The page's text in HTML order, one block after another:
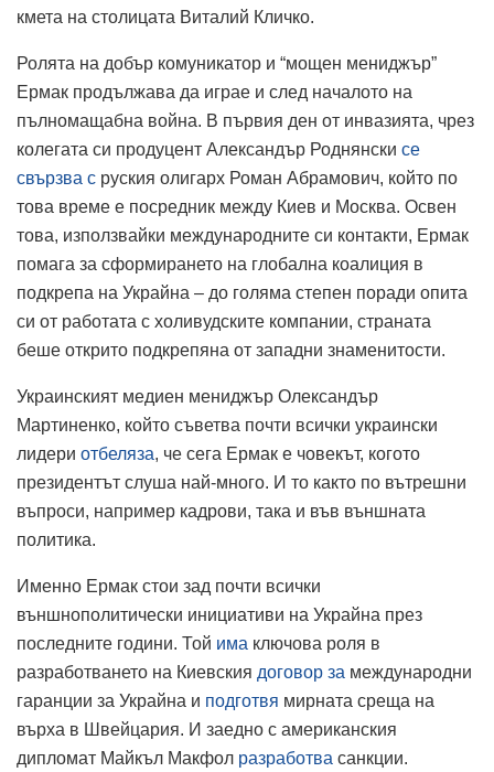
кмета на столицата Виталий Кличко.
Ролята на добър комуникатор и “мощен мениджър”
Ермак продължава да играе и след началото на
пълномащабна война. В първия ден от инвазията, чрез
колегата си продуцент Александър Роднянски се
свързва с руския олигарх Роман Абрамович, който по
това време е посредник между Киев и Москва. Освен
това, използвайки международните си контакти, Ермак
помага за сформирането на глобална коалиция в
подкрепа на Украйна – до голяма степен поради опита
си от работата с холивудските компании, страната
беше открито подкрепяна от западни знаменитости.
Украинският медиен мениджър Олександър
Мартиненко, който съветва почти всички украински
лидери отбеляза, че сега Ермак е човекът, когото
президентът слуша най-много. И то както по вътрешни
въпроси, например кадрови, така и във външната
политика.
Именно Ермак стои зад почти всички
външнополитически инициативи на Украйна през
последните години. Той има ключова роля в
разработването на Киевския договор за международни
гаранции за Украйна и подготвя мирната среща на
върха в Швейцария. И заедно с американския
дипломат Майкъл Макфол разработва санкции.